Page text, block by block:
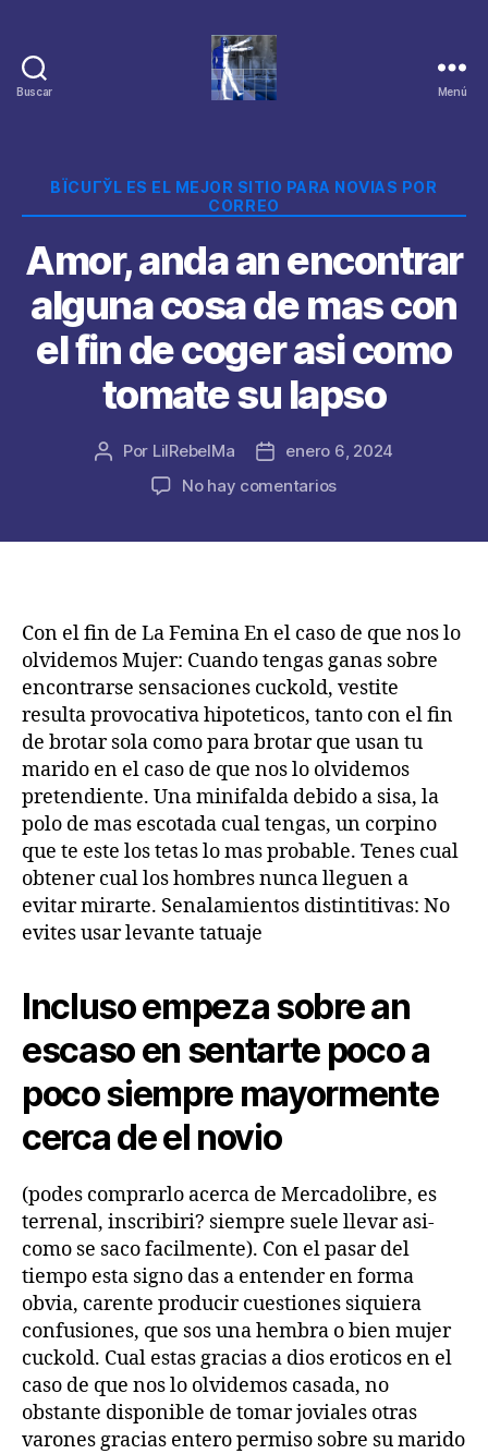
Buscar Menú
Categorías
ВЇCUГЎL ES EL MEJOR SITIO PARA NOVIAS POR
CORREO
Amor, anda an encontrar
alguna cosa de mas con
el fin de coger asi­ como
tomate su lapso
Autor
Por LilRebelMa
Fechaenero 6, 2024
No hay comentariosen
cosa
de
mas
con
el
fin
de
coger
asi­
como
su
lapso
Con el fin de La Femina En el caso de que nos lo
olvidemos Mujer: Cuando tengas ganas sobre
encontrarse sensaciones cuckold, vestite
resulta provocativa hipoteticos, tanto con el fin
de brotar sola como para brotar que usan tu
marido en el caso de que nos lo olvidemos
pretendiente. Una minifalda debido a sisa, la
polo de mas escotada cual tengas, un corpino
que te este los tetas lo mas probable. Tenes cual
obtener cual los hombres nunca lleguen a
evitar mirarte. Senalamientos distintitivas: No
evites usar levante tatuaje
Incluso empeza sobre an
escaso en sentarte poco a
poco siempre mayormente
cerca de el novio
(podes comprarlo acerca de Mercadolibre, es
terrenal, inscribiri? siempre suele llevar asi­
como se saco facilmente). Con el pasar del
tiempo esta signo das a entender en forma
obvia, carente producir cuestiones siquiera
confusiones, que sos una hembra o bien mujer
cuckold. Cual estas gracias a dios eroticos en el
caso de que nos lo olvidemos casada, no
obstante disponible de tomar joviales otras
varones gracias entero permiso sobre su marido